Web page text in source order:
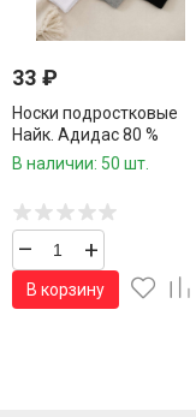
33 ₽
Носки подростковые
Найк. Адидас 80 %
хлопок р.36-41 1 пара /
В наличии: 50 шт.
– +
В корзину